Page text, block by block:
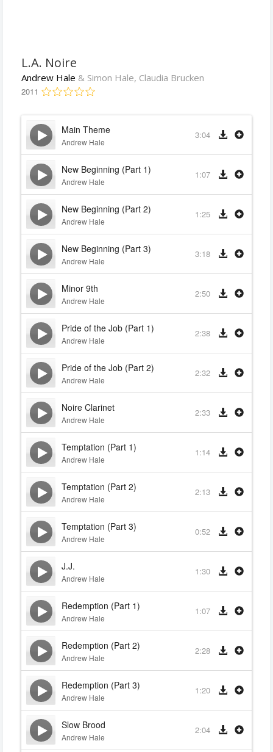
L.A. Noire
Andrew Hale & Simon Hale, Claudia Brucken
2011
Main Theme
Andrew Hale
3:04
New Beginning (Part 1)
Andrew Hale
1:07
New Beginning (Part 2)
Andrew Hale
1:25
New Beginning (Part 3)
Andrew Hale
3:18
Minor 9th
Andrew Hale
2:50
Pride of the Job (Part 1)
Andrew Hale
2:38
Pride of the Job (Part 2)
Andrew Hale
2:32
Noire Clarinet
Andrew Hale
2:33
Temptation (Part 1)
Andrew Hale
1:14
Temptation (Part 2)
Andrew Hale
2:13
Temptation (Part 3)
Andrew Hale
0:52
J.J.
Andrew Hale
1:30
Redemption (Part 1)
Andrew Hale
1:07
Redemption (Part 2)
Andrew Hale
2:28
Redemption (Part 3)
Andrew Hale
1:20
Slow Brood
Andrew Hale
2:04